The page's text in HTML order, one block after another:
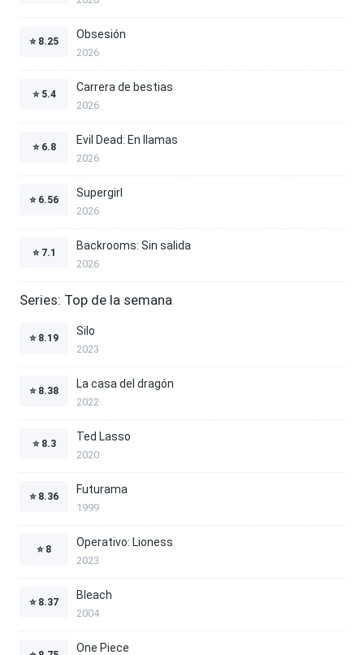
⭐ 8.25
Obsesión
2026
⭐ 5.4
Carrera de bestias
2026
⭐ 6.8
Evil Dead: En llamas
2026
⭐ 6.56
Supergirl
2026
⭐ 7.1
Backrooms: Sin salida
2026
Series: Top de la semana
⭐ 8.19
Silo
2023
⭐ 8.38
La casa del dragón
2022
⭐ 8.3
Ted Lasso
2020
⭐ 8.36
Futurama
1999
⭐ 8
Operativo: Lioness
2023
⭐ 8.37
Bleach
2004
One Piece